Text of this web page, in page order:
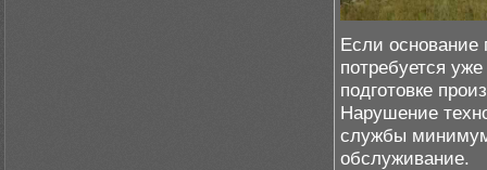
Если основание
потребуется
подготовке
Нарушение
службы минимум
обслуживание.